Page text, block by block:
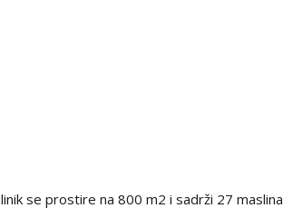
se prostire na 800 m2 i sadrži 27 maslina